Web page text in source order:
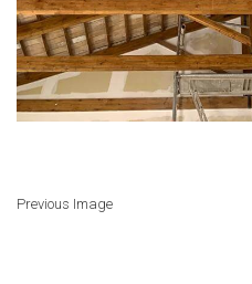
Previous Image